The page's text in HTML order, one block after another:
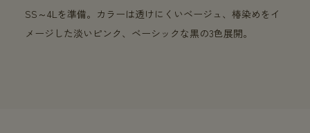
SS～4Lを準備。カラーは透けにくいベージュ、椿染めをイ
メージした淡いピンク、ベーシックな黒の3色展開。